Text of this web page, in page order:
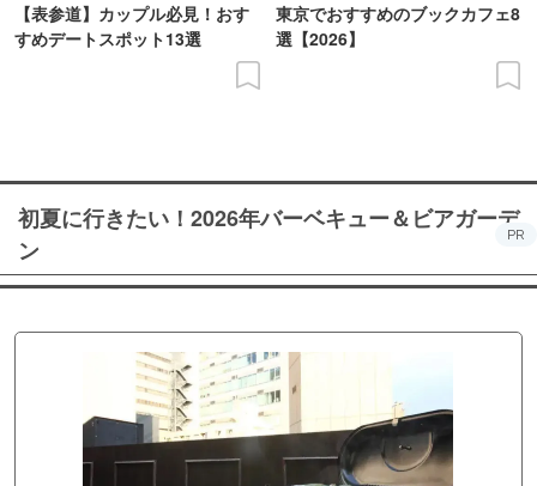
【表参道】カップル必見！おす
すめデートスポット13選
東京でおすすめのブックカフェ8
選【2026】
初夏に行きたい！2026年バーベキュー＆ビアガーデ
ン
PR